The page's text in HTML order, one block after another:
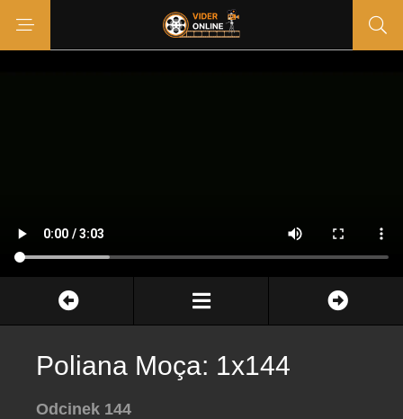
Poliana Moça: 1x144
Odcinek 144